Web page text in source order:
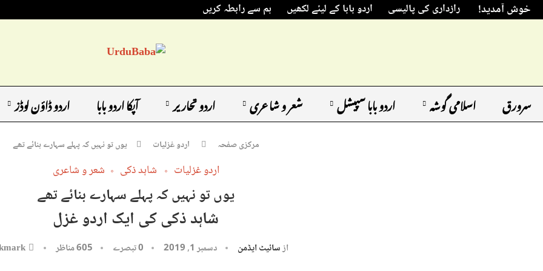
خوش آمدید! رازداری کی پالیسی اردو بابا کے لیئے لکھیں ہم سے رابطہ کریں
سرورق اسلامی گوشہ اردو بابا سپیشل شعر و شاعری اردو تحاریر آپکا اردو بابا اردو ڈاؤن لوڈز
مرکزی صفحہ اردو غزلیات یوں تو نہیں کہ پہلے سہارے بنائے تھے
اردو غزلیات شاہد ذکی شعر و شاعری
یوں تو نہیں کہ پہلے سہارے بنائے تھے
شاہد ذکی کی ایک اردو غزل
ازسائیٹ ایڈمن دسمبر 1, 2019 0 تبصرے 605مناظر